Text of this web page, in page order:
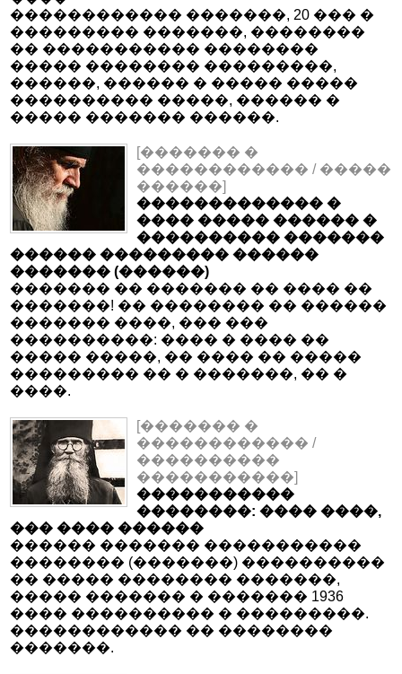
������������ �������, 20 ��� �
��������� �������, ��������
�� ����������� ��������
����� �������� ���������,
������, ������ � ����� �����
���������� �����, ������ �
����� ������� ������.
[������� �
������������ / �����
������]
������������� �
���� ����� ������ �
���������� �������
������ ��������� ������
������� (������)
������� �� ������� �� ���� ��
�������! �� �������� �� ������
������� ����, ��� ���
����������: ���� � ���� ��
����� �����, �� ���� �� �����
��������� �� � �������, �� �
����.
[������� �
������������ /
����������
�����������]
�����������
��������: ���� ����,
��� ���� ������
������ ������� �����������
�������� (�������) ����������
�� ����� �������� �������,
����� ������� � ������� 1936
���� ���������� � ���������.
������������ �� ��������
�������.